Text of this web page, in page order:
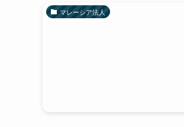
マレーシア法人